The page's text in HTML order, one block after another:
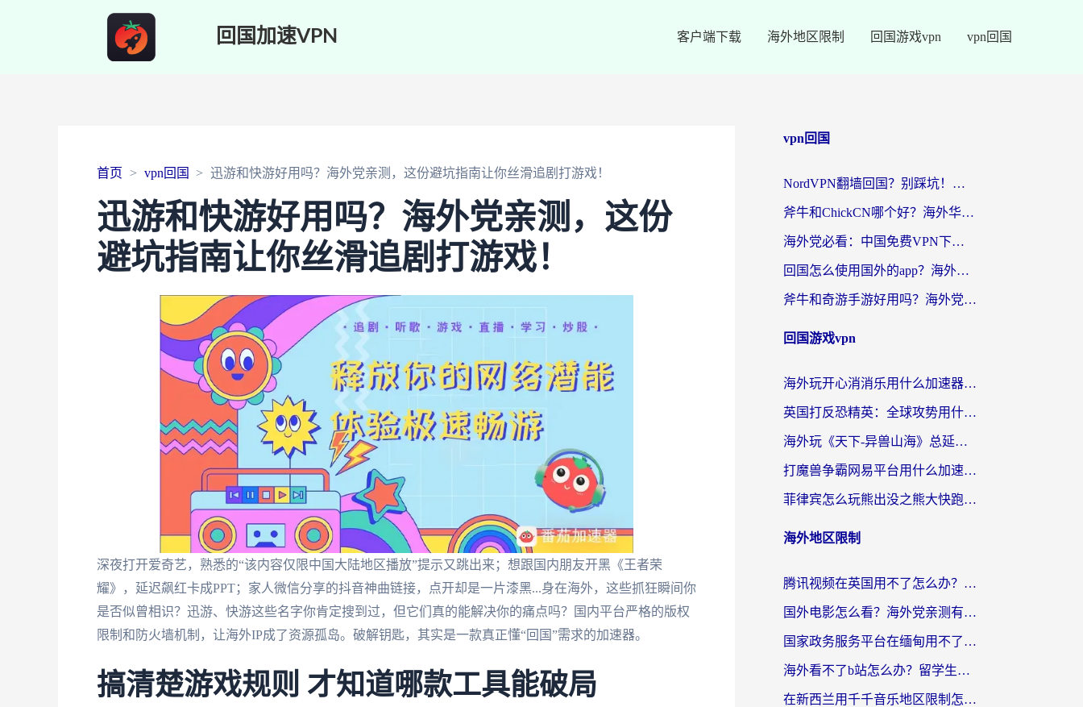
回国加速VPN 客户端下载 海外地区限制 回国游戏vpn vpn回国
首页 vpn回国 迅游和快游好用吗？海外党亲测，这份避坑指南让你丝滑追剧打游戏！
迅游和快游好用吗？海外党亲测，这份
避坑指南让你丝滑追剧打游戏！
深夜打开爱奇艺，熟悉的“该内容仅限中国大陆地区播放”提示又跳出来；想跟国内朋友开黑《王者荣
耀》，延迟飙红卡成PPT；家人微信分享的抖音神曲链接，点开却是一片漆黑...身在海外，这些抓狂瞬间你
是否似曾相识？迅游、快游这些名字你肯定搜到过，但它们真的能解决你的痛点吗？国内平台严格的版权
限制和防火墙机制，让海外IP成了资源孤岛。破解钥匙，其实是一款真正懂“回国”需求的加速器。
搞清楚游戏规则 才知道哪款工具能破局
vpn回国
NordVPN翻墙回国？别踩坑！海外党无缝访问国内资源的真实指南
斧牛和ChickCN哪个好？海外华人亲测3款回国加速器+免费试用攻略
海外党必看：中国免费VPN下载避坑指南 + 无缝访问国内资源的终极方案
回国怎么使用国外的app？海外党必看的无缝访问国内资源全攻略
斧牛和奇游手游好用吗？海外党亲测3款回国加速器，选对才能无缝刷国内资源
回国游戏vpn
海外玩开心消消乐用什么加速器最好？2026真实体验指南，告别延迟卡顿
英国打反恐精英：全球攻势用什么加速器？2026年实测有效的国服游戏加速指南
海外玩《天下-异兽山海》总延迟？这篇延迟加速器指南帮你告别卡顿（附日本玩Sky光·遇最高警戒解决方案）
打魔兽争霸网易平台用什么加速器？海外党亲测有效的国服游戏加速指南
菲律宾怎么玩熊出没之熊大快跑？海外党国服游戏加速终极攻略（附3款热门游戏实测）
海外地区限制
腾讯视频在英国用不了怎么办？留学生亲测有效的回国加速器指南
国外电影怎么看？海外党亲测有效的回国加速器选择指南
国家政务服务平台在缅甸用不了怎么办？海外华人必看的回国加速全攻略
海外看不了b站怎么办？留学生亲测有效的回国加速器选择攻略，解决豆瓣音乐、美团外卖难题
在新西兰用千千音乐地区限制怎么办？海外华人必备的回国加速解决方案